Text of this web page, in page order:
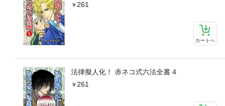
261
カートへ
法律擬人化！ 赤ネコ式六法全書 4
261